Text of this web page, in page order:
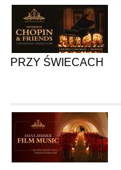
PRZY ŚWIECACH